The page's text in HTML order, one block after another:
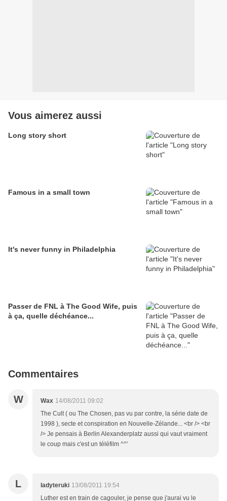
Vous aimerez aussi
Long story short
Famous in a small town
It's never funny in Philadelphia
Passer de FNL à The Good Wife, puis
à ça, quelle déchéance...
Commentaires
W Wax 14/08/2011 09:02
The Cult ( ou The Chosen, pas vu par contre, la série date de
1998 ), secte et conspiration en Nouvelle-Zélande... <br /> <br
/> Je pensais à Berlin Alexanderplatz aussi qui vaut vraiment
le coup mais c'est un téléfilm ^^'
L ladyteruki 13/08/2011 19:54
Luther est en train de cagouler, je pense que j'aurai vu le